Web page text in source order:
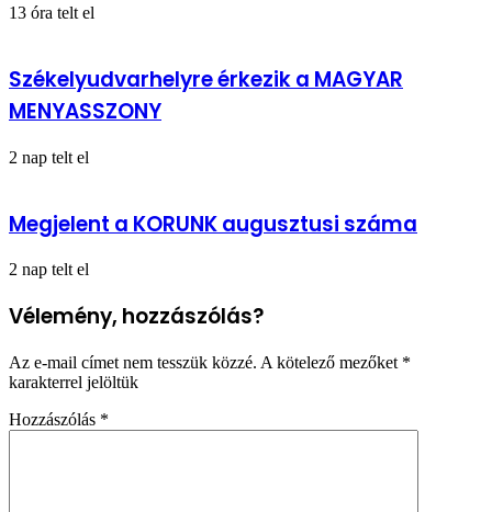
13 óra telt el
Székelyudvarhelyre érkezik a MAGYAR
MENYASSZONY
2 nap telt el
Megjelent a KORUNK augusztusi száma
2 nap telt el
Vélemény, hozzászólás?
Az e-mail címet nem tesszük közzé. A kötelező mezőket *
karakterrel jelöltük
Hozzászólás *